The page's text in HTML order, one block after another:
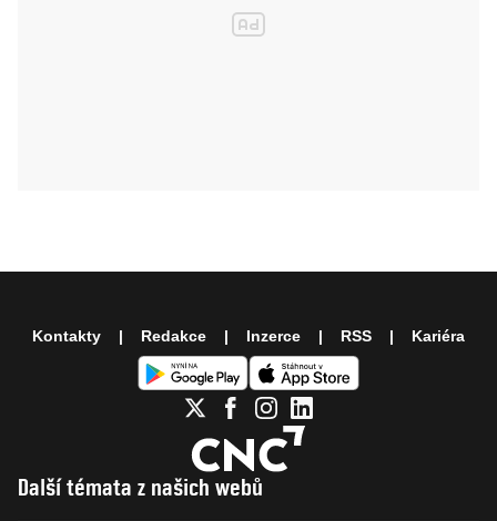
Další témata z našich webů
Kontakty Redakce Inzerce RSS Kariéra